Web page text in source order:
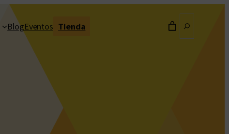
BlogEventos Tienda